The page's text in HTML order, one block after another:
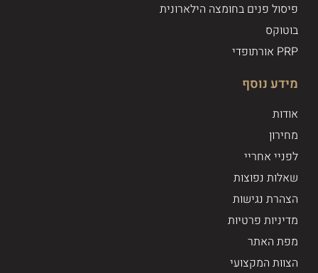
פיסול פנים בחומצה הילארונית
בוטוקס
PRP אורתופדי
מידע נוסף
אודות
מחירון
לפניי אחריי
שאלות נפוצות
הצהרת נגישות
מדיניות פרטיות
מפת האתר
הצוות המקצועי